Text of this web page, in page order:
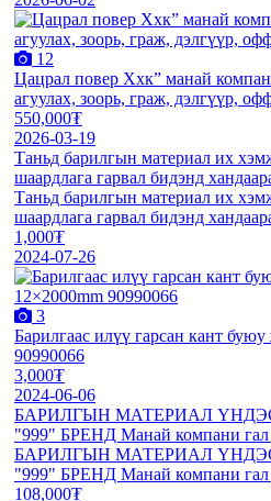
12
Цацрал повер Ххк” манай
агуулах, зоорь, граж, дэлгүүр,
550,000₮
2026-03-19
Таньд барилгын материал их
шаардлага гарвал бидэнд
Таньд барилгын материал их
шаардлага гарвал бидэнд
1,000₮
2024-07-26
3
Барилгаас илүү гарсан кант
90990066
3,000₮
2024-06-06
БАРИЛГЫН МАТЕРИАЛ
"999" БРЕНД Манай компани гал
БАРИЛГЫН МАТЕРИАЛ
"999" БРЕНД Манай компани гал
108,000₮